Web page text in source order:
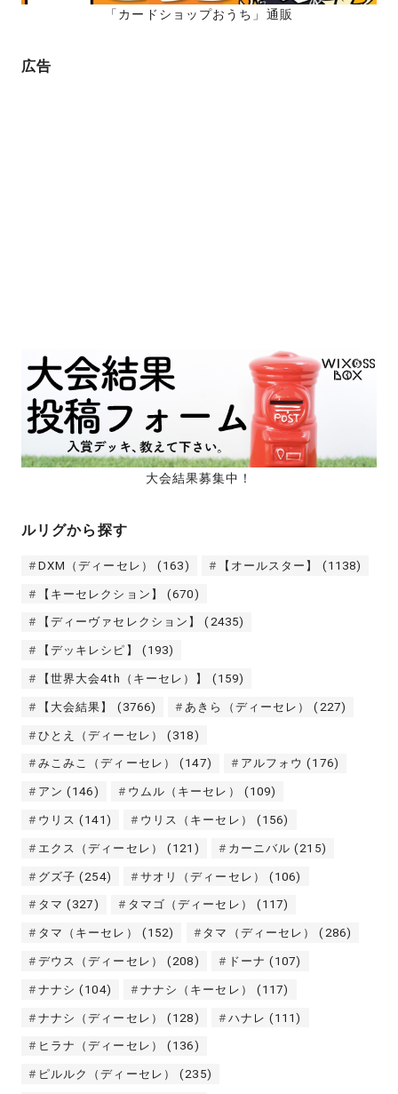
「カードショップおうち」通販
広告
大会結果募集中！
ルリグから探す
DXM（ディーセレ） (163) 【オールスター】 (1138)
【キーセレクション】 (670)
【ディーヴァセレクション】 (2435)
【デッキレシピ】 (193)
【世界大会4th（キーセレ）】 (159)
【大会結果】 (3766) あきら（ディーセレ） (227)
ひとえ（ディーセレ） (318)
みこみこ（ディーセレ） (147) アルフォウ (176)
アン (146) ウムル（キーセレ） (109)
ウリス (141) ウリス（キーセレ） (156)
エクス（ディーセレ） (121) カーニバル (215)
グズ子 (254) サオリ（ディーセレ） (106)
タマ (327) タマゴ（ディーセレ） (117)
タマ（キーセレ） (152) タマ（ディーセレ） (286)
デウス（ディーセレ） (208) ドーナ (107)
ナナシ (104) ナナシ（キーセレ） (117)
ナナシ（ディーセレ） (128) ハナレ (111)
ヒラナ（ディーセレ） (136)
ピルルク（ディーセレ） (235)